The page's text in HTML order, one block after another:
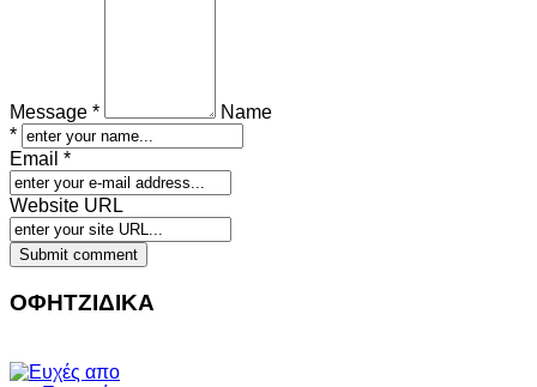
Message *
Name
*
Email *
Website URL
ΟΦΗΤΖΙΔΙΚΑ